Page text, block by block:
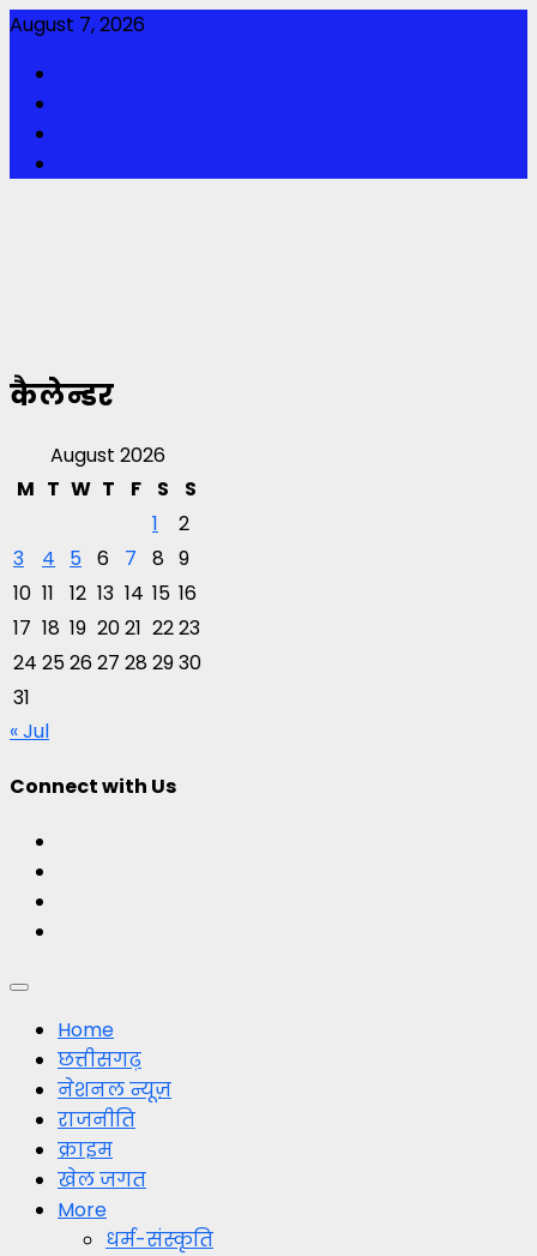
Skip
content
August 7, 2026
कैलेन्डर
August 2026
M T W T F S
S
1
2
3
4 5 6 7 8 9
10 11 12 13 14 15 16
17 18 19 2021 2223
24 252627 282930
31
« Jul
Connect with Us
Primary
MenuHome
छत्तीसगढ़
नेशनल न्यूज़
राजनीति
क्राइम
खेल जगत
More
धर्म-संस्कृति